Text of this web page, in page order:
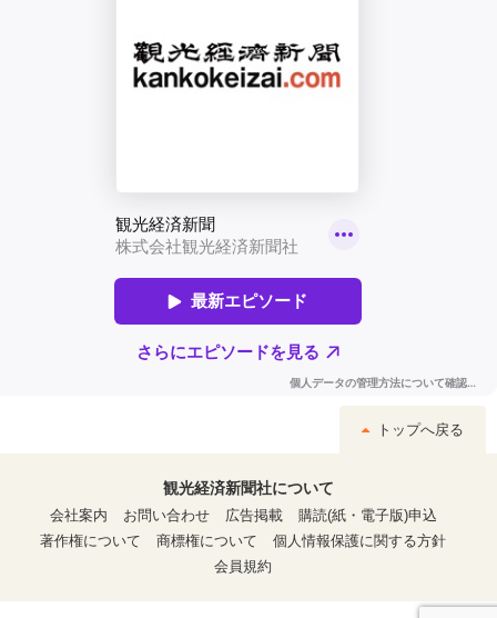
トップへ戻る
観光経済新聞社について
会社案内
お問い合わせ 広告掲載
購読(紙・電子版)申込
著作権について
商標権について
個人情報保護に関する方針
会員規約